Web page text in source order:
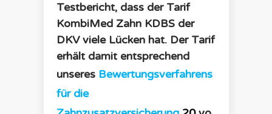
Testbericht, dass der Tarif
KombiMed Zahn KDBSder
DKVviele Lücken hat. Der Tarif
erhält damit entsprechend
unseres Bewertungsverfahrens
für die